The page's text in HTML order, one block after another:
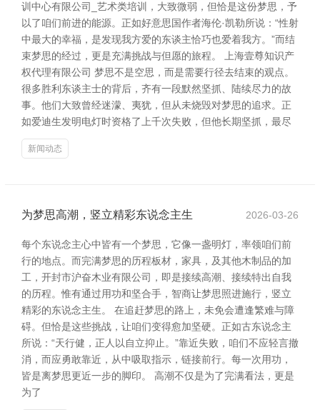
训中心有限公司_艺术类培训，大致微弱，但恰是这份梦思，予
以了咱们前进的能源。正如好意思国作者海伦·凯勒所说：“性射
中最大的幸福，是发现我方爱的东谈主恰巧也爱着我方。”而结
束梦思的经过，更是充满挑战与但愿的旅程。 上海壹尊知识产
权代理有限公司 梦思不是空思，而是需要行径去结束的观点。
很多胜利东谈主士的背后，齐有一段默然坚抓、陆续尽力的故
事。他们大致曾经迷濛、夷犹，但从未烧毁对梦思的追求。正
如爱迪生发明电灯时资格了上千次失败，但他长期坚抓，最尽
新闻动态
为梦思高潮，竖立精彩东说念主生 2026-03-26
每个东说念主心中皆有一个梦思，它像一盏明灯，率领咱们前
行的地点。而完满梦思的历程板材，家具，及其他木制品的加
工，开封市沪奋木业有限公司，即是接续高潮、接续特出自我
的历程。惟有通过用功和坚合手，智商让梦思照进施行，竖立
精彩的东说念主生。 在追赶梦思的路上，未免会遭逢繁难与障
碍。但恰是这些挑战，让咱们变得愈加坚硬。正如古东说念主
所说：“天行健，正人以自立抑止。”靠近失败，咱们不应轻言撤
消，而应勇敢靠近，从中吸取指示，链接前行。每一次用功，
皆是离梦思更近一步的脚印。 高潮不仅是为了完满看法，更是
为了